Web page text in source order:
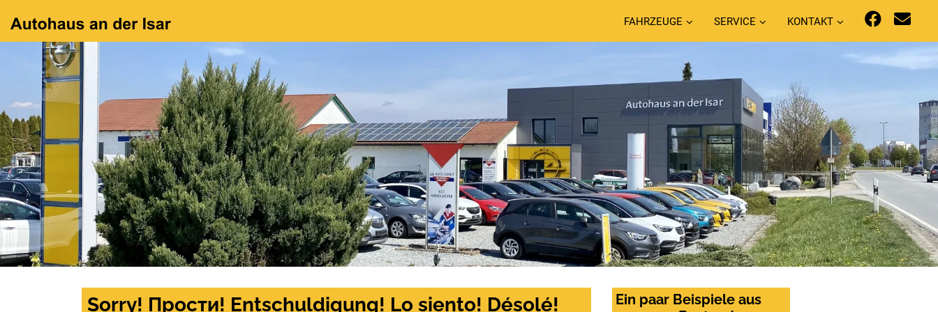
FAHRZEUGE SERVICE KONTAKT
Sorry! Прости! Entschuldigung! Lo siento! Désolé!
Ein paar Beispiele aus